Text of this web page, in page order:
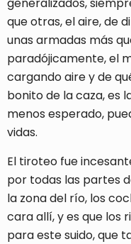
que otras, el aire, de
unas armadas más
paradójicamente, el
cargando aire y de
bonito de la caza, es
menos esperado,
vidas.
El tiroteo fue
por todas las partes
la zona del río, los
cara allí, y es que los
para este suido, que